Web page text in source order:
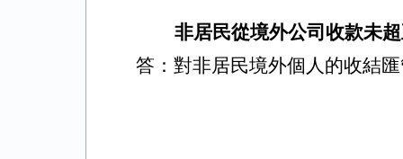
非居民從境外公司收款未
答：對非居民境外個人的收結